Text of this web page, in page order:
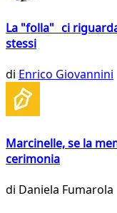
La "folla" ci
stessi
di Enrico Giovannini
Marcinelle, se la
cerimonia
di Daniela Fumarola